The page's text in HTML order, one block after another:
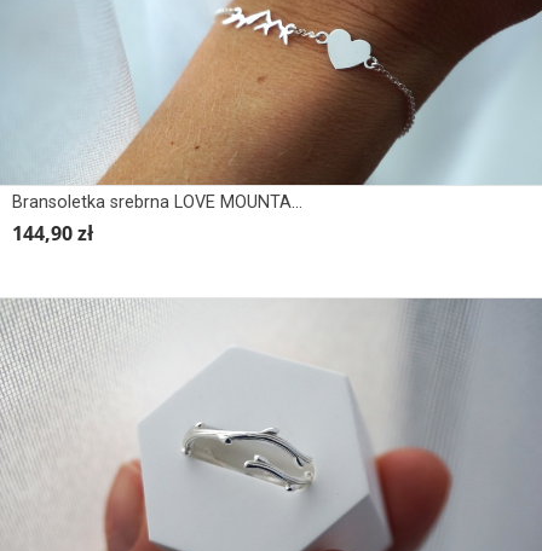
Bransoletka srebrna LOVE MOUNTAINS II - serce
144,90 zł